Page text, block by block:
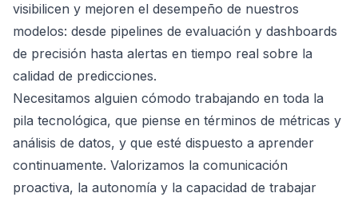
visibilicen y mejoren el desempeño de nuestros
modelos: desde pipelines de evaluación y dashboards
de precisión hasta alertas en tiempo real sobre la
calidad de predicciones.
Necesitamos alguien cómodo trabajando en toda la
pila tecnológica, que piense en términos de métricas y
análisis de datos, y que esté dispuesto a aprender
continuamente. Valorizamos la comunicación
proactiva, la autonomía y la capacidad de trabajar